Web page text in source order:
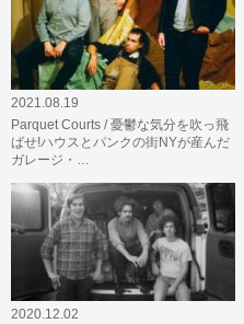
2021.08.19
Parquet Courts / 憂鬱な気分を吹っ飛
ばせ!ハウスとパンクの街NYが産んだ
ガレージ・…
2020.12.02